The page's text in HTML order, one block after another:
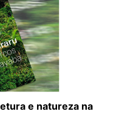
e natureza na